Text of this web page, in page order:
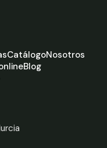
CatálogoNosotros
Blog